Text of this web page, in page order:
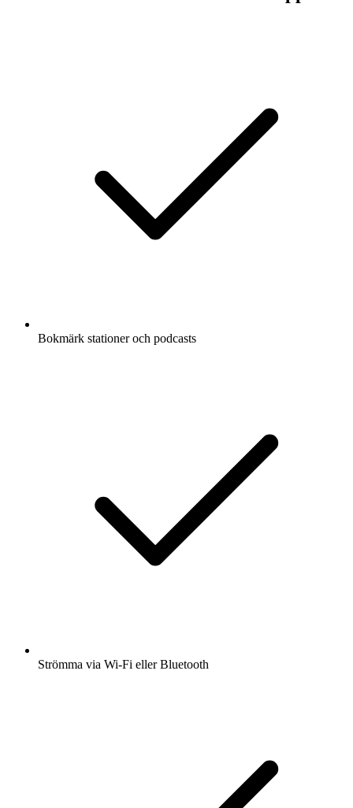
Bokmärk stationer och podcasts
Strömma via Wi-Fi eller Bluetooth